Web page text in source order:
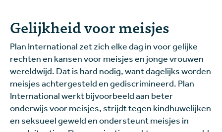
Gelijkheid voor meisjes
Plan International zet zich elke dag in voor gelijke
rechten en kansen voor meisjes en jonge vrouwen
wereldwijd. Dat is hard nodig, want dagelijks worden
meisjes achtergesteld en gediscrimineerd. Plan
International werkt bijvoorbeeld aan beter
onderwijs voor meisjes, strijdt tegen kindhuwelijken
en seksueel geweld en ondersteunt meisjes in